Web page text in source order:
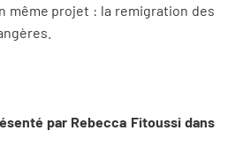
même projet : la remigration des
par Rebecca Fitoussi dans